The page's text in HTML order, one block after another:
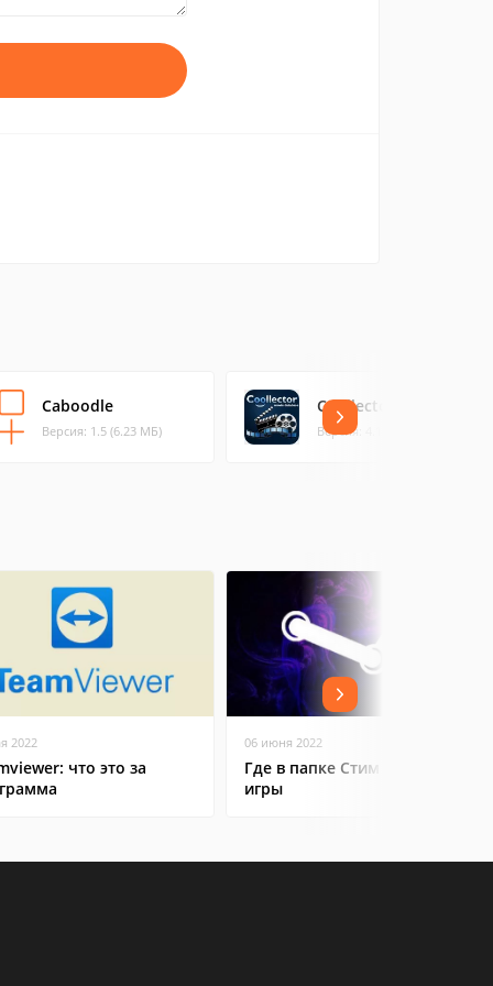
Caboodle
Версия: 1.5 (6.23 МБ)
Coollector
Версия: 4.19.5 (281.93 МБ)
2022
что это за
06 июня 2022
Где в папке Стим находятся
игры